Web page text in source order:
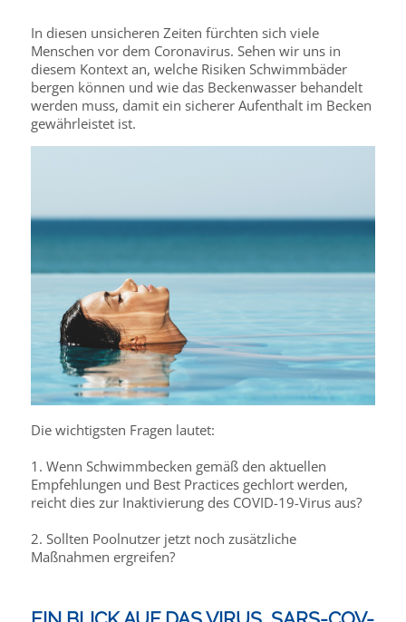
In diesen unsicheren Zeiten fürchten sich viele
Menschen vor dem Coronavirus. Sehen wir uns in
diesem Kontext an, welche Risiken Schwimmbäder
bergen können und wie das Beckenwasser behandelt
werden muss, damit ein sicherer Aufenthalt im Becken
gewährleistet ist.
Die wichtigsten Fragen lautet:
1. Wenn Schwimmbecken gemäß den aktuellen
Empfehlungen und Best Practices gechlort werden,
reicht dies zur Inaktivierung des COVID-19-Virus aus?
2. Sollten Poolnutzer jetzt noch zusätzliche
Maßnahmen ergreifen?